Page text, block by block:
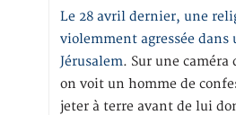
Le 28 avril dernier, une
violemment agressée dans
Jérusalem. Sur une caméra
on voit un homme de
jeter à terre avant de lui